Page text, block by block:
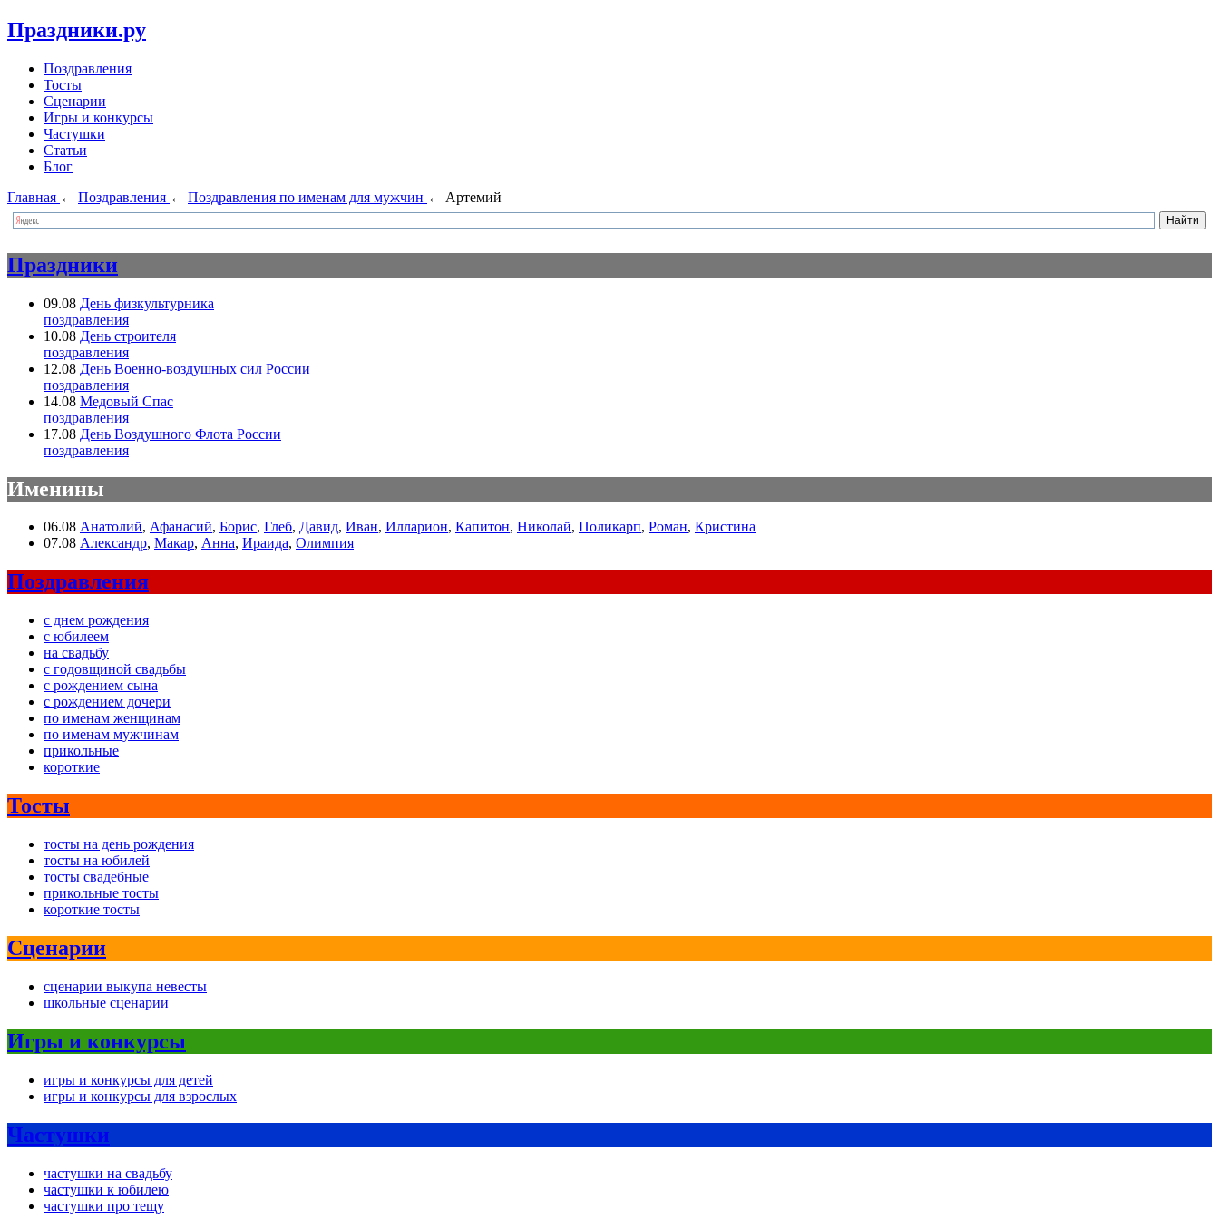
Праздники.ру
Поздравления
Тосты
Сценарии
Игры и конкурсы
Частушки
Статьи
Блог
Главная ← Поздравления ← Поздравления по именам для мужчин ← Артемий
Праздники
09.08 День физкультурника
поздравления
10.08 День строителя
поздравления
12.08 День Военно-воздушных сил России
поздравления
14.08 Медовый Спас
поздравления
17.08 День Воздушного Флота России
поздравления
Именины
06.08 Анатолий, Афанасий, Борис, Глеб, Давид, Иван, Илларион, Капитон, Николай, Поликарп, Роман, Кристина
07.08 Александр, Макар, Анна, Ираида, Олимпия
Поздравления
с днем рождения
с юбилеем
на свадьбу
с годовщиной свадьбы
с рождением сына
с рождением дочери
по именам женщинам
по именам мужчинам
прикольные
короткие
Тосты
тосты на день рождения
тосты на юбилей
тосты свадебные
прикольные тосты
короткие тосты
Сценарии
сценарии выкупа невесты
школьные сценарии
Игры и конкурсы
игры и конкурсы для детей
игры и конкурсы для взрослых
Частушки
частушки на свадьбу
частушки к юбилею
частушки про тещу